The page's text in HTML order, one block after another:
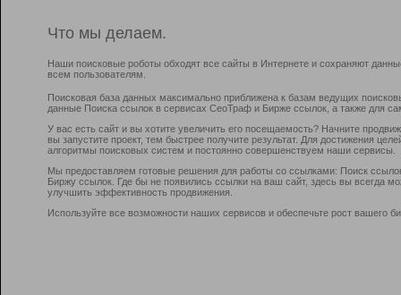
Что мы делаем.
Наши поисковые роботы обходят все сайты в Интернете и сохраняют
всем пользователям.
Поисковая база данных максимально приближена к базам ведущих
данные Поиска ссылок в сервисах СеоТраф и Бирже ссылок, а также для
У вас есть сайт и вы хотите увеличить его посещаемость? Начните
вы запустите проект, тем быстрее получите результат. Для достижения
алгоритмы поисковых систем и постоянно совершенствуем наши сервисы.
Мы предоставляем готовые решения для работы со ссылками: Поиск
Биржу ссылок. Где бы не появились ссылки на ваш сайт, здесь вы всегда
улучшить эффективность продвижения.
Используйте все возможности наших сервисов и обеспечьте рост вашего